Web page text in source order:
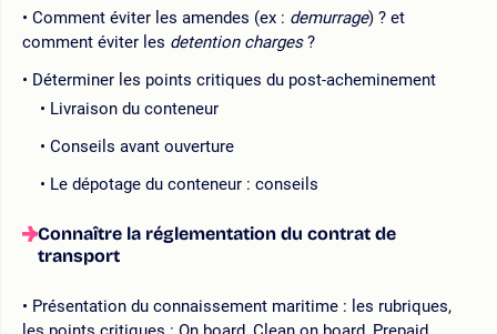
Comment éviter les amendes (ex : demurrage) ? et
comment éviter les detention charges?
Déterminer les points critiques du post-acheminement
Livraison du conteneur
Conseils avant ouverture
Le dépotage du conteneur : conseils
Connaître la réglementation du contrat de
transport
Présentation du connaissement maritime : les rubriques,